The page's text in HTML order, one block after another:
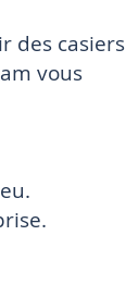
des casiers
vous